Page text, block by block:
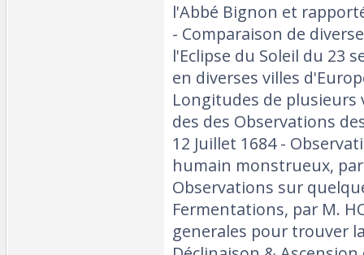
l'Abbé Bignon et
- Comparaison de
l'Eclipse du Soleil du 23
en diverses villes
Longitudes de plusieurs
des des Observations
12 Juillet 1684 -
humain monstrueux, par
Observations sur
Fermentations, par M.
generales pour trouver